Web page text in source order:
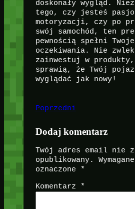
doskonały wygląd.
tego, czy jesteś
motoryzacji, czy po
swój samochód, ten
pewnością spełni Twoje
oczekiwania. Nie
zainwestuj w
sprawią, że Twój
wyglądać jak nowy!
Poprzedni
Dodaj komentarz
Twój adres email nie
opublikowany.
oznaczone
*
Komentarz *